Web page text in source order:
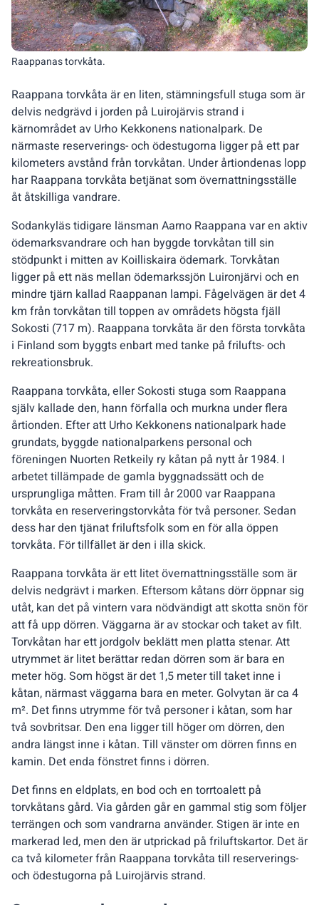
Raappana torvkåta är en liten, stämningsfull stuga som är
delvis nedgrävd i jorden på Luirojärvis strand i
kärnområdet av Urho Kekkonens nationalpark. De
närmaste reserverings- och ödestugorna ligger på ett par
kilometers avstånd från torvkåtan. Under årtiondenas lopp
har Raappana torvkåta betjänat som övernattningsställe
åt åtskilliga vandrare.
Sodankyläs tidigare länsman Aarno Raappana var en aktiv
ödemarksvandrare och han byggde torvkåtan till sin
stödpunkt i mitten av Koilliskaira ödemark. Torvkåtan
ligger på ett näs mellan ödemarkssjön Luironjärvi och en
mindre tjärn kallad Raappanan lampi. Fågelvägen är det 4
km från torvkåtan till toppen av områdets högsta fjäll
Sokosti (717 m). Raappana torvkåta är den första torvkåta
i Finland som byggts enbart med tanke på frilufts- och
rekreationsbruk.
Raappana torvkåta, eller Sokosti stuga som Raappana
själv kallade den, hann förfalla och murkna under flera
årtionden. Efter att Urho Kekkonens nationalpark hade
grundats, byggde nationalparkens personal och
föreningen Nuorten Retkeily ry kåtan på nytt år 1984. I
arbetet tillämpade de gamla byggnadssätt och de
ursprungliga måtten. Fram till år 2000 var Raappana
torvkåta en reserveringstorvkåta för två personer. Sedan
dess har den tjänat friluftsfolk som en för alla öppen
torvkåta. För tillfället är den i illa skick.
Raappana torvkåta är ett litet övernattningsställe som är
delvis nedgrävt i marken. Eftersom kåtans dörr öppnar sig
utåt, kan det på vintern vara nödvändigt att skotta snön för
att få upp dörren. Väggarna är av stockar och taket av filt.
Torvkåtan har ett jordgolv beklätt men platta stenar. Att
utrymmet är litet berättar redan dörren som är bara en
meter hög. Som högst är det 1,5 meter till taket inne i
kåtan, närmast väggarna bara en meter. Golvytan är ca 4
m². Det finns utrymme för två personer i kåtan, som har
två sovbritsar. Den ena ligger till höger om dörren, den
andra längst inne i kåtan. Till vänster om dörren finns en
kamin. Det enda fönstret finns i dörren.
Det finns en eldplats, en bod och en torrtoalett på
torvkåtans gård. Via gården går en gammal stig som följer
terrängen och som vandrarna använder. Stigen är inte en
markerad led, men den är utprickad på friluftskartor. Det är
ca två kilometer från Raappana torvkåta till reserverings-
och ödestugorna på Luirojärvis strand.
Raappanas torvkåta.